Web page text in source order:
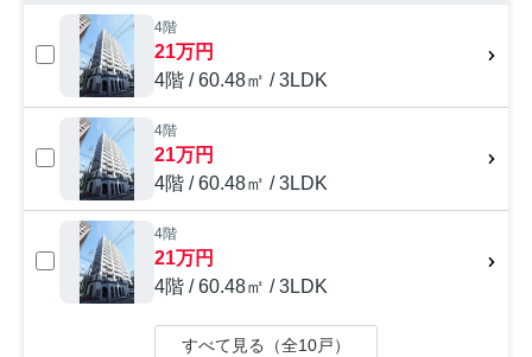
4階
21万円
4階 / 60.48㎡ / 3LDK
4階
21万円
4階 / 60.48㎡ / 3LDK
4階
21万円
4階 / 60.48㎡ / 3LDK
すべて見る（全10戸）